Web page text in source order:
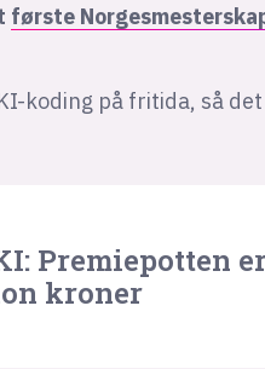
første
koding på fritida, så
Premiepotten
kroner